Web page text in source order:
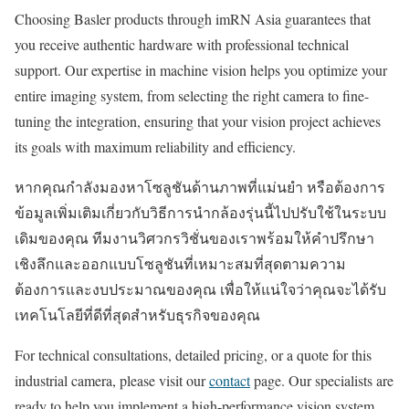
Choosing Basler products through imRN Asia guarantees that
you receive authentic hardware with professional technical
support. Our expertise in machine vision helps you optimize your
entire imaging system, from selecting the right camera to fine-
tuning the integration, ensuring that your vision project achieves
its goals with maximum reliability and efficiency.
หากคุณกำลังมองหาโซลูชันด้านภาพที่แม่นยำ หรือต้องการ
ข้อมูลเพิ่มเติมเกี่ยวกับวิธีการนำกล้องรุ่นนี้ไปปรับใช้ในระบบ
เดิมของคุณ ทีมงานวิศวกรวิชั่นของเราพร้อมให้คำปรึกษา
เชิงลึกและออกแบบโซลูชันที่เหมาะสมที่สุดตามความ
ต้องการและงบประมาณของคุณ เพื่อให้แน่ใจว่าคุณจะได้รับ
เทคโนโลยีที่ดีที่สุดสำหรับธุรกิจของคุณ
For technical consultations, detailed pricing, or a quote for this
industrial camera, please visit ourcontactpage. Our specialists are